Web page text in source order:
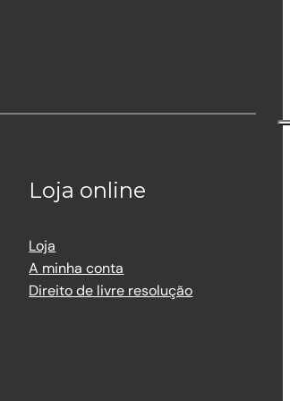
Loja online
Loja
A minha conta
Direito de livre resolução